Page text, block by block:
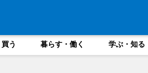
買う 暮らす・働く 学ぶ・知る